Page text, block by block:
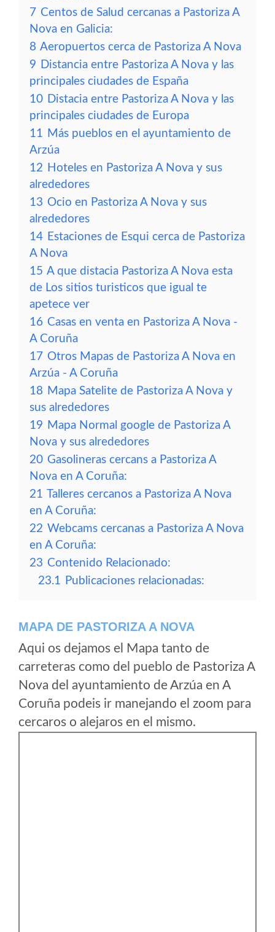
7 Centos de Salud cercanas a Pastoriza A
Nova en Galicia:
8 Aeropuertos cerca de Pastoriza A Nova
9 Distancia entre Pastoriza A Nova y las
principales ciudades de España
10 Distacia entre Pastoriza A Nova y las
principales ciudades de Europa
11 Más pueblos en el ayuntamiento de
Arzúa
12 Hoteles en Pastoriza A Nova y sus
alrededores
13 Ocio en Pastoriza A Nova y sus
alrededores
14 Estaciones de Esqui cerca de Pastoriza
A Nova
15 A que distacia Pastoriza A Nova esta
de Los sitios turisticos que igual te
apetece ver
16 Casas en venta en Pastoriza A Nova -
A Coruña
17 Otros Mapas de Pastoriza A Nova en
Arzúa - A Coruña
18 Mapa Satelite de Pastoriza A Nova y
sus alrededores
19 Mapa Normal google de Pastoriza A
Nova y sus alrededores
20 Gasolineras cercans a Pastoriza A
Nova en A Coruña:
21 Talleres cercanos a Pastoriza A Nova
en A Coruña:
22 Webcams cercanas a Pastoriza A Nova
en A Coruña:
23 Contenido Relacionado:
23.1 Publicaciones relacionadas:
MAPA DE PASTORIZA A NOVA
Aqui os dejamos el Mapa tanto de
carreteras como del pueblo de Pastoriza A
Nova del ayuntamiento de Arzúa en A
Coruña podeis ir manejando el zoom para
cercaros o alejaros en el mismo.